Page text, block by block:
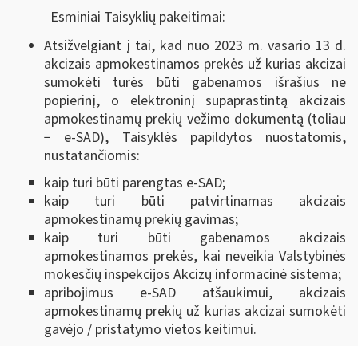
Esminiai Taisyklių pakeitimai:
Atsižvelgiant į tai, kad nuo 2023 m. vasario 13 d.
akcizais apmokestinamos prekės už kurias akcizai
sumokėti turės būti gabenamos išrašius ne
popierinį, o elektroninį supaprastintą akcizais
apmokestinamų prekių vežimo dokumentą (toliau
− e-SAD), Taisyklės papildytos nuostatomis,
nustatančiomis:
kaip turi būti parengtas e-SAD;
kaip turi būti patvirtinamas akcizais
apmokestinamų prekių gavimas;
kaip turi būti gabenamos akcizais
apmokestinamos prekės, kai neveikia Valstybinės
mokesčių inspekcijos Akcizų informacinė sistema;
apribojimus e-SAD atšaukimui, akcizais
apmokestinamų prekių už kurias akcizai sumokėti
gavėjo / pristatymo vietos keitimui.